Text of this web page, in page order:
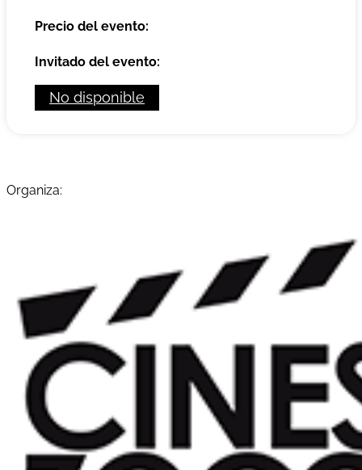
Precio del evento:
Invitado del evento:
No disponible
Organiza: